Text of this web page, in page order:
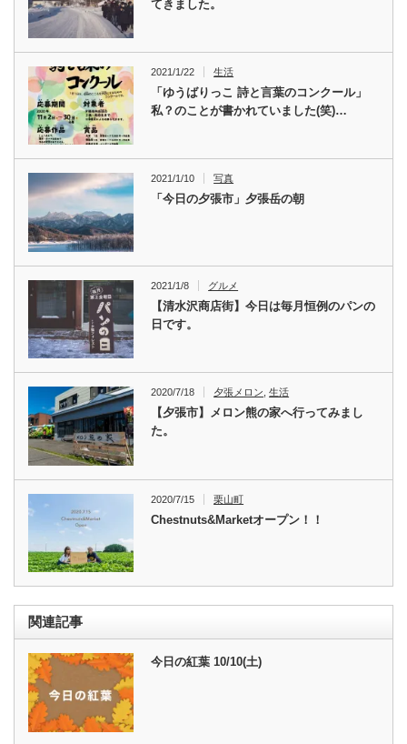
てきました。
2021/1/22 生活
「ゆうばりっこ 詩と言葉のコンクール」
私？のことが書かれていました(笑)…
2021/1/10 写真
「今日の夕張市」夕張岳の朝
2021/1/8 グルメ
【清水沢商店街】今日は毎月恒例のパンの
日です。
2020/7/18 夕張メロン ,生活
【夕張市】メロン熊の家へ行ってみまし
た。
2020/7/15 栗山町
Chestnuts&Marketオープン！！
関連記事
今日の紅葉 10/10(土)